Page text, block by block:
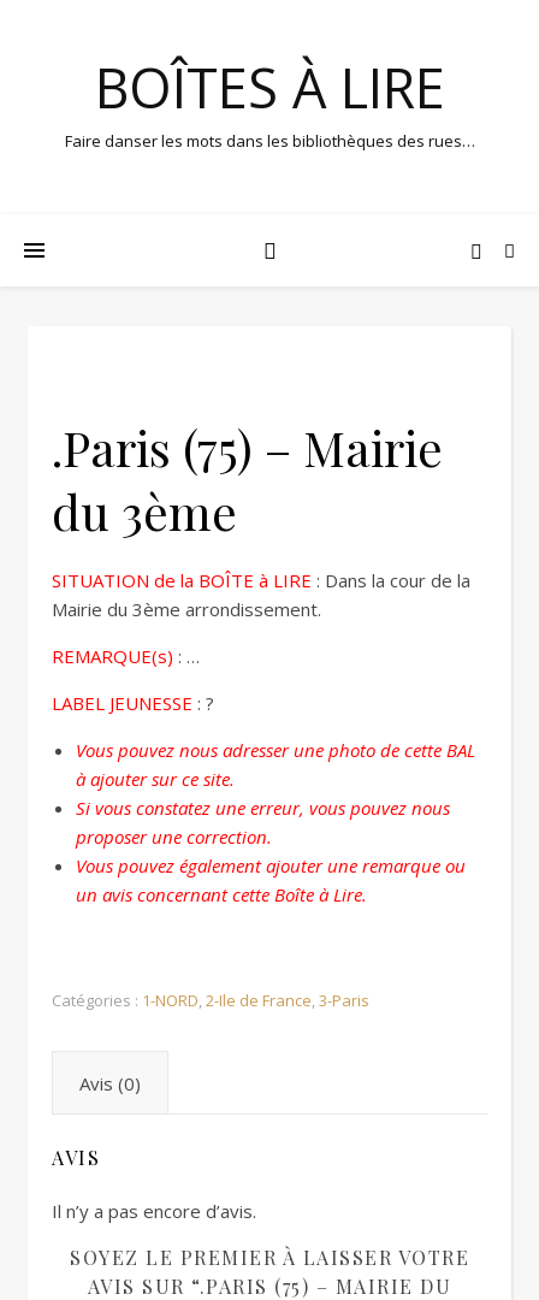
BOÎTES À LIRE
Faire danser les mots dans les bibliothèques des rues…
.Paris (75) – Mairie
du 3ème
SITUATION de la BOÎTE à LIRE : Dans la cour de la
Mairie du 3ème arrondissement.
REMARQUE(s) : …
LABEL JEUNESSE : ?
Vous pouvez nous adresser une photo de cette BAL
à ajouter sur ce site.
Si vous constatez une erreur, vous pouvez nous
proposer une correction.
Vous pouvez également ajouter une remarque ou
un avis concernant cette Boîte à Lire.
Catégories : 1-NORD,2-Ile de France,3-Paris
Avis (0)
AVIS
Il n’y a pas encore d’avis.
SOYEZ LE PREMIER À LAISSER VOTRE
AVIS SUR “.PARIS (75) – MAIRIE DU